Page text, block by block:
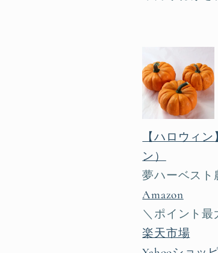
【ハロウィ
ン）
夢ハーベスト
Amazon
＼ポイント最
楽天市場